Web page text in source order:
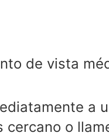
de vista
a
o